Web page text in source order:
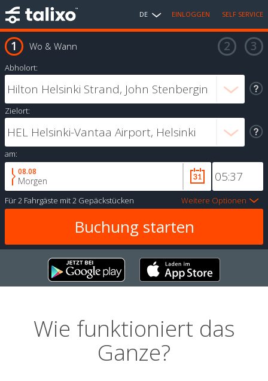
DE EINLOGGEN SELF SERVICE
Wo & Wann
Abholort:
Zielort:
am:
08.08
Morgen
Für2 Fahrgäste mit2 Gepäckstücken Weitere Optionen
Wie funktioniert das
Ganze?